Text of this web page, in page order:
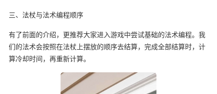
三、法杖与法术编程顺序
有了前面的介绍，更推荐大家进入游戏中尝试基础的法术编程。我
们的法术会按照在法杖上摆放的顺序去结算，完成全部结算时，计
算冷却时间，再重新计算。